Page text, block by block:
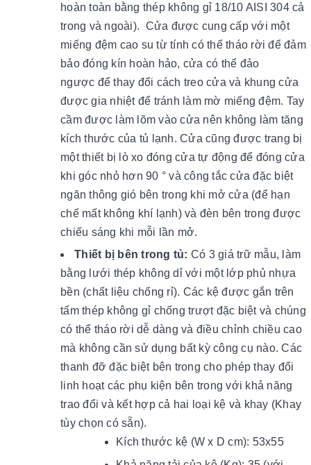
hoàn toàn bằng thép không gỉ 18/10 AISI 304 cả
trong và ngoài). Cửa được cung cấp với một
miếng đệm cao su từ tính có thể tháo rời để đảm
bảo đóng kín hoàn hảo, cửa có thể đảo
ngược để thay đổi cách treo cửa và khung cửa
được gia nhiệt để tránh làm mờ miếng đệm. Tay
cầm được làm lõm vào cửa nên không làm tăng
kích thước của tủ lạnh. Cửa cũng được trang bị
một thiết bị lò xo đóng cửa tự động để đóng cửa
khi góc nhỏ hơn 90 ° và công tắc cửa đặc biệt
ngăn thông gió bên trong khi mở cửa (để hạn
chế mất không khí lạnh) và đèn bên trong được
chiếu sáng khi mỗi lần mở.
Thiết bị bên trong tủ: Có 3 giá trữ mẫu, làm
bằng lưới thép không dỉ với một lớp phủ nhựa
bền (chất liệu chống rỉ). Các kệ được gắn trên
tấm thép không gỉ chống trượt đặc biệt và chúng
có thể tháo rời dễ dàng và điều chỉnh chiều cao
mà không cần sử dụng bất kỳ công cụ nào. Các
thanh đỡ đặc biệt bên trong cho phép thay đổi
linh hoạt các phụ kiện bên trong với khả năng
trao đổi và kết hợp cả hai loại kệ và khay (Khay
tùy chọn có sẵn).
Kích thước kệ (W x D cm): 53x55